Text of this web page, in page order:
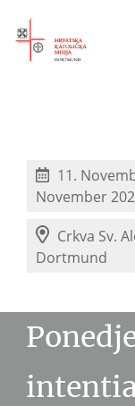
11.
November
Crkva Sv.
Dortmund